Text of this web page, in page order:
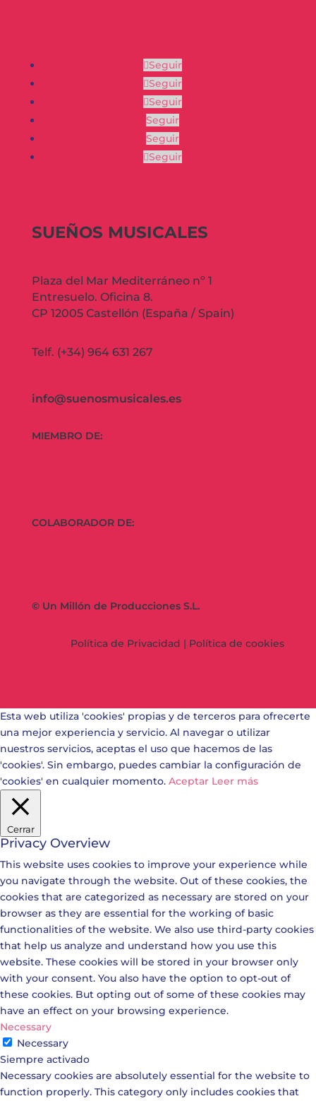
Seguir
Seguir
Seguir
Seguir
Seguir
Seguir
SUEÑOS MUSICALES
Plaza del Mar Mediterráneo nº 1
Entresuelo. Oficina 8.
CP 12005 Castellón (España / Spain)
Telf. (+34) 964 631 267
info@suenosmusicales.es
MIEMBRO DE:
COLABORADOR DE:
© Un Millón de Producciones S.L.
Política de Privacidad | Política de cookies
Esta web utiliza 'cookies' propias y de terceros para ofrecerte
una mejor experiencia y servicio. Al navegar o utilizar
nuestros servicios, aceptas el uso que hacemos de las
'cookies'. Sin embargo, puedes cambiar la configuración de
'cookies' en cualquier momento. Aceptar Leer más
Cerrar
Privacy Overview
This website uses cookies to improve your experience while
you navigate through the website. Out of these cookies, the
cookies that are categorized as necessary are stored on your
browser as they are essential for the working of basic
functionalities of the website. We also use third-party cookies
that help us analyze and understand how you use this
website. These cookies will be stored in your browser only
with your consent. You also have the option to opt-out of
these cookies. But opting out of some of these cookies may
have an effect on your browsing experience.
Necessary
Necessary
Siempre activado
Necessary cookies are absolutely essential for the website to
function properly. This category only includes cookies that